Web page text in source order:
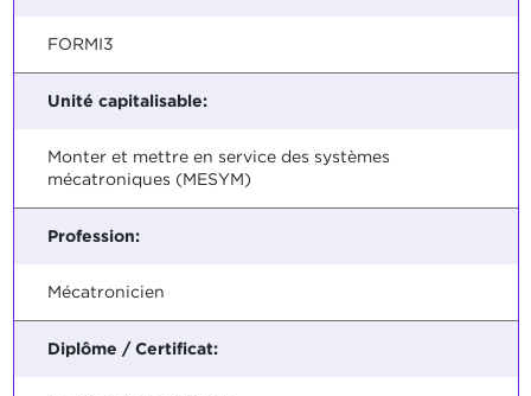
FORMI3
Unité capitalisable:
Monter et mettre en service des systèmes
mécatroniques (MESYM)
Profession:
Mécatronicien
Diplôme / Certificat: